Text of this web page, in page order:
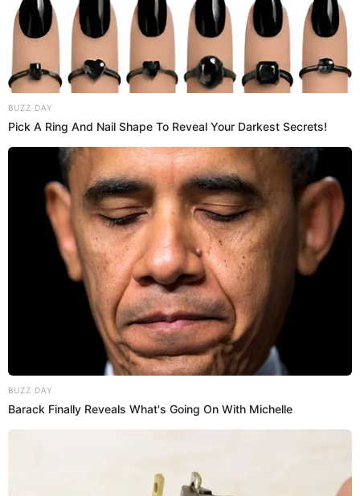
13 Ene 2021 | 22:25 h
Sebastián ‘Pollo’ Vignolo sobre juego de Boca
Juniors ante Santos: “Fue una vergüenza” [VIDEO]
¡Ofuscado! El periodista argentino no soportó la eliminación de
Boca Juniors de la Copa Libertadores, un día después de River
El Popular
'Pollo' Vignolo